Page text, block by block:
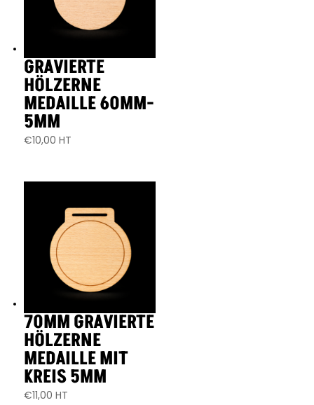
GRAVIERTE
HÖLZERNE
MEDAILLE 60MM-
5MM
€10,00 HT
70MM GRAVIERTE
HÖLZERNE
MEDAILLE MIT
KREIS 5MM
€11,00 HT